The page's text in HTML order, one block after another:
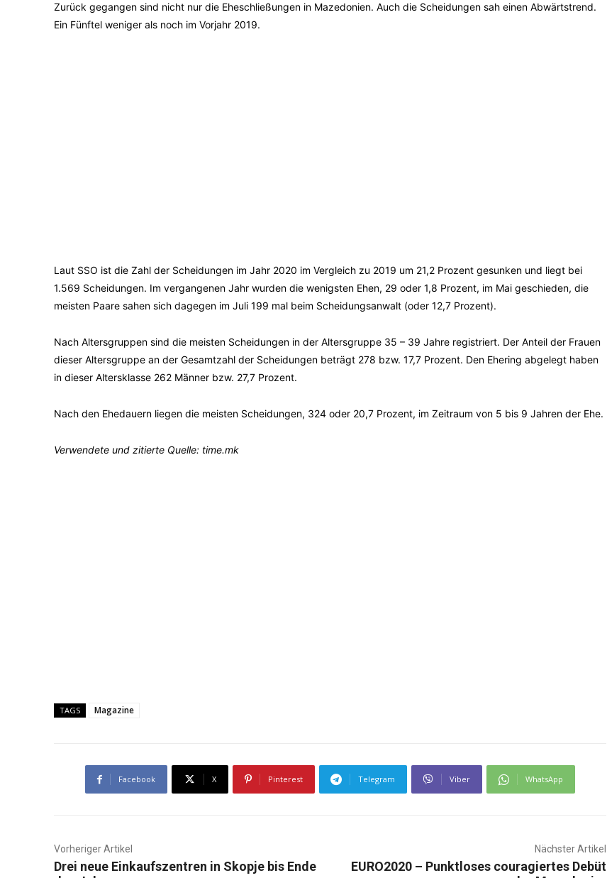
Zurück gegangen sind nicht nur die Eheschließungen in Mazedonien. Auch die Scheidungen sah einen Abwärtstrend.
Ein Fünftel weniger als noch im Vorjahr 2019.
Laut SSO ist die Zahl der Scheidungen im Jahr 2020 im Vergleich zu 2019 um 21,2 Prozent gesunken und liegt bei
1.569 Scheidungen. Im vergangenen Jahr wurden die wenigsten Ehen, 29 oder 1,8 Prozent, im Mai geschieden, die
meisten Paare sahen sich dagegen im Juli 199 mal beim Scheidungsanwalt (oder 12,7 Prozent).
Nach Altersgruppen sind die meisten Scheidungen in der Altersgruppe 35 – 39 Jahre registriert. Der Anteil der Frauen
dieser Altersgruppe an der Gesamtzahl der Scheidungen beträgt 278 bzw. 17,7 Prozent. Den Ehering abgelegt haben
in dieser Altersklasse 262 Männer bzw. 27,7 Prozent.
Nach den Ehedauern liegen die meisten Scheidungen, 324 oder 20,7 Prozent, im Zeitraum von 5 bis 9 Jahren der Ehe.
Verwendete und zitierte Quelle: time.mk
TAGS Magazinе
Facebook X Pinterest Telegram Viber WhatsApp
Vorheriger Artikel
Drei neue Einkaufszentren in Skopje bis Ende
Nächster Artikel
EURO2020 – Punktloses couragiertes Debüt